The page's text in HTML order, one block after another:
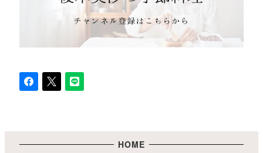
HOME